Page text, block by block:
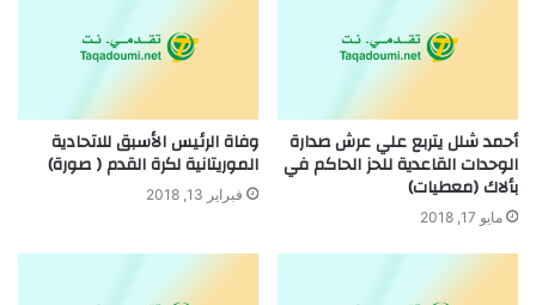
أحمد شلل يتربع علي عرش صدارة
الوحدات القاعدية للحز الحاكم في
بألاك (معطيات)
مايو 17, 2018
وفاة الرئيس الأسبق للاتحادية
الموريتانية لكرة القدم ( صورة)
فبراير 13, 2018